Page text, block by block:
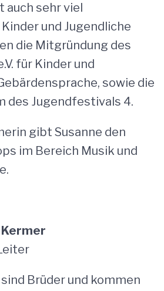
auch sehr viel
und Jugendliche
die Mitgründung des
für Kinder und
sowie die
des Jugendfestivals 4.
gibt Susanne den
im Bereich Musik und
Kermer
Brüder und kommen